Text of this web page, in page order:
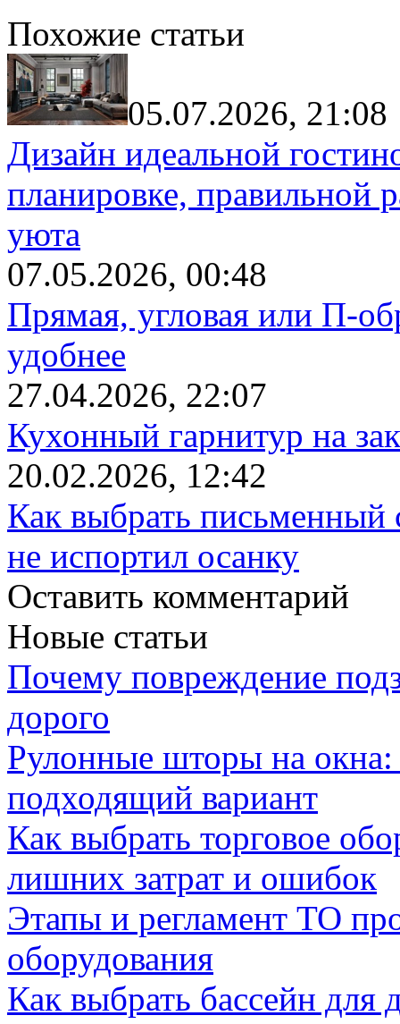
Похожие статьи
05.07.2026, 21:08
Дизайн идеальной
планировке, правильной
уюта
07.05.2026, 00:48
Прямая, угловая или П-
удобнее
27.04.2026, 22:07
Кухонный гарнитур на
20.02.2026, 12:42
Как выбрать письменный
не испортил осанку
Оставить комментарий
Новые статьи
Почему повреждение
дорого
Рулонные шторы на
подходящий вариант
Как выбрать торговое
лишних затрат и ошибок
Этапы и регламент ТО
оборудования
Как выбрать бассейн для